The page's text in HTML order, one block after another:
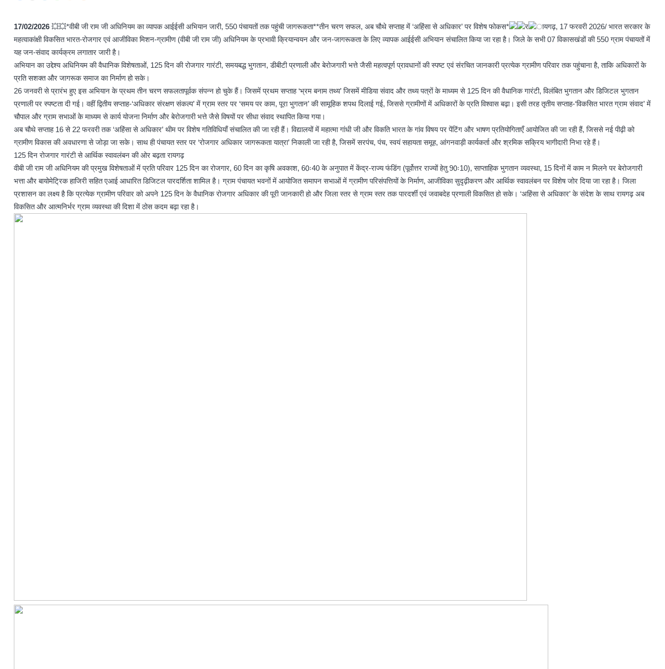
17/02/2026 💥💥*वीबी जी राम जी अधिनियम का व्यापक आईईसी अभियान जारी, 550 पंचायतों तक पहुंची जागरूकता**तीन चरण सफल, अब चौथे सप्ताह में ‘अहिंसा से अधिकार’ पर विशेष फोकस* र
ायगढ़, 17 फरवरी 2026/ भारत सरकार के
महत्वाकांक्षी विकसित भारत-रोजगार एवं आजीविका मिशन-ग्रामीण (वीबी जी राम जी) अधिनियम के प्रभावी क्रियान्वयन और जन-जागरूकता के लिए व्यापक आईईसी अभियान संचालित किया जा रहा है। जिले के सभी 07 विकासखंडों की 550 ग्राम पंचायतों में
यह जन-संवाद कार्यक्रम लगातार जारी है।
अभियान का उद्देश्य अधिनियम की वैधानिक विशेषताओं, 125 दिन की रोजगार गारंटी, समयबद्ध भुगतान, डीबीटी प्रणाली और बेरोजगारी भत्ते जैसी महत्वपूर्ण प्रावधानों की स्पष्ट एवं संरचित जानकारी प्रत्येक ग्रामीण परिवार तक पहुंचाना है, ताकि अधिकारों के
प्रति सशक्त और जागरूक समाज का निर्माण हो सके।
26 जनवरी से प्रारंभ हुए इस अभियान के प्रथम तीन चरण सफलतापूर्वक संपन्न हो चुके हैं। जिसमें प्रथम सप्ताह ‘भ्रम बनाम तथ्य’ जिसमें मीडिया संवाद और तथ्य पत्रों के माध्यम से 125 दिन की वैधानिक गारंटी, विलंबित भुगतान और डिजिटल भुगतान
प्रणाली पर स्पष्टता दी गई। वहीं द्वितीय सप्ताह-‘अधिकार संरक्षण संकल्प’ में ग्राम स्तर पर ‘समय पर काम, पूरा भुगतान’ की सामूहिक शपथ दिलाई गई, जिससे ग्रामीणों में अधिकारों के प्रति विश्वास बढ़ा। इसी तरह तृतीय सप्ताह-‘विकसित भारत ग्राम संवाद’ में
चौपाल और ग्राम सभाओं के माध्यम से कार्य योजना निर्माण और बेरोजगारी भत्ते जैसे विषयों पर सीधा संवाद स्थापित किया गया।
अब चौथे सप्ताह 16 से 22 फरवरी तक ‘अहिंसा से अधिकार’ थीम पर विशेष गतिविधियाँ संचालित की जा रही हैं। विद्यालयों में महात्मा गांधी जी और विकति भारत के गांव विषय पर पेंटिंग और भाषण प्रतियोगिताएँ आयोजित की जा रही हैं, जिससे नई पीढ़ी को
ग्रामीण विकास की अवधारणा से जोड़ा जा सके। साथ ही पंचायत स्तर पर ‘रोजगार अधिकार जागरूकता यात्रा’ निकाली जा रही है, जिसमें सरपंच, पंच, स्वयं सहायता समूह, आंगनवाड़ी कार्यकर्ता और श्रमिक सक्रिय भागीदारी निभा रहे हैं।
125 दिन रोजगार गारंटी से आर्थिक स्वावलंबन की ओर बढ़ता रायगढ़
वीबी जी राम जी अधिनियम की प्रमुख विशेषताओं में प्रति परिवार 125 दिन का रोजगार, 60 दिन का कृषि अवकाश, 60ः40 के अनुपात में केंद्र-राज्य फंडिंग (पूर्वोत्तर राज्यों हेतु 90ः10), साप्ताहिक भुगतान व्यवस्था, 15 दिनों में काम न मिलने पर बेरोजगारी
भत्ता और बायोमेट्रिक हाजिरी सहित एआई आधारित डिजिटल पारदर्शिता शामिल है। ग्राम पंचायत भवनों में आयोजित समापन सभाओं में ग्रामीण परिसंपत्तियों के निर्माण, आजीविका सुदृढ़ीकरण और आर्थिक स्वावलंबन पर विशेष जोर दिया जा रहा है। जिला
प्रशासन का लक्ष्य है कि प्रत्येक ग्रामीण परिवार को अपने 125 दिन के वैधानिक रोजगार अधिकार की पूरी जानकारी हो और जिला स्तर से ग्राम स्तर तक पारदर्शी एवं जवाबदेह प्रणाली विकसित हो सके। ‘अहिंसा से अधिकार’ के संदेश के साथ रायगढ़ अब
विकसित और आत्मनिर्भर ग्राम व्यवस्था की दिशा में ठोस कदम बढ़ा रहा है।